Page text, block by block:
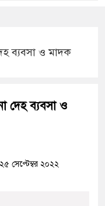
ব্যবসা ও মাদক
দেহ ব্যবসা ও
সেপ্টেম্বর ২০২২